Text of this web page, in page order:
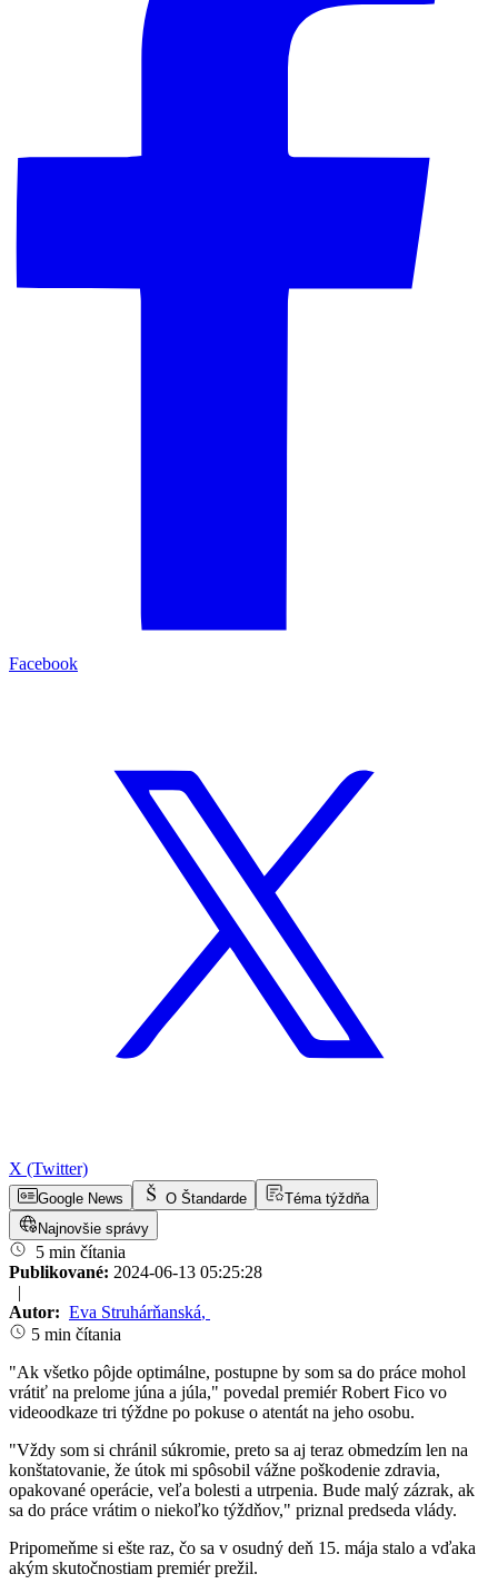
Facebook
X (Twitter)
Google News O Štandarde
Téma týždňa
Najnovšie správy
5 min čítania
Publikované: 2024-06-13 05:25:28
|
Autor: Eva Struhárňanská,
5 min čítania
"Ak všetko pôjde optimálne, postupne by som sa do práce mohol
vrátiť na prelome júna a júla," povedal premiér Robert Fico vo
videoodkaze tri týždne po pokuse o atentát na jeho osobu.
"Vždy som si chránil súkromie, preto sa aj teraz obmedzím len na
konštatovanie, že útok mi spôsobil vážne poškodenie zdravia,
opakované operácie, veľa bolesti a utrpenia. Bude malý zázrak, ak
sa do práce vrátim o niekoľko týždňov," priznal predseda vlády.
Pripomeňme si ešte raz, čo sa v osudný deň 15. mája stalo a vďaka
akým skutočnostiam premiér prežil.